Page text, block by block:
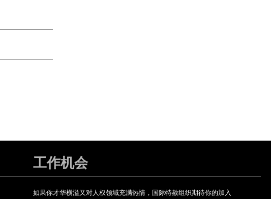
工作机会
如果你才华横溢又对人权领域充满热情，国际特赦组织期待你的加入